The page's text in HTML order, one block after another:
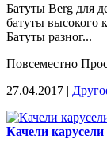
Батуты Berg для
батуты высокого
Батуты разног...
Повсеместно
27.04.2017 |
Качели карусели